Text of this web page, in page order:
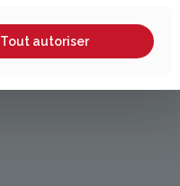
Tout autoriser